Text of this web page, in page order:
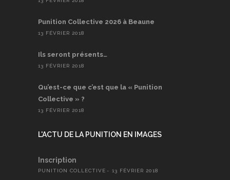
Punition Collective 2026 à Beaune
13 FÉVRIER 2018
Ils seront présents…
13 FÉVRIER 2018
Qu’est-ce que c’est que la « Punition
Collective » ?
13 FÉVRIER 2018
L'ACTU DE LA PUNITION EN IMAGES
Inscription
PUNITION COLLECTIVE 13 FÉVRIER 2018